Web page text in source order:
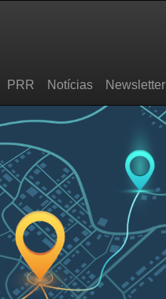
PRR Notícias Newsletter